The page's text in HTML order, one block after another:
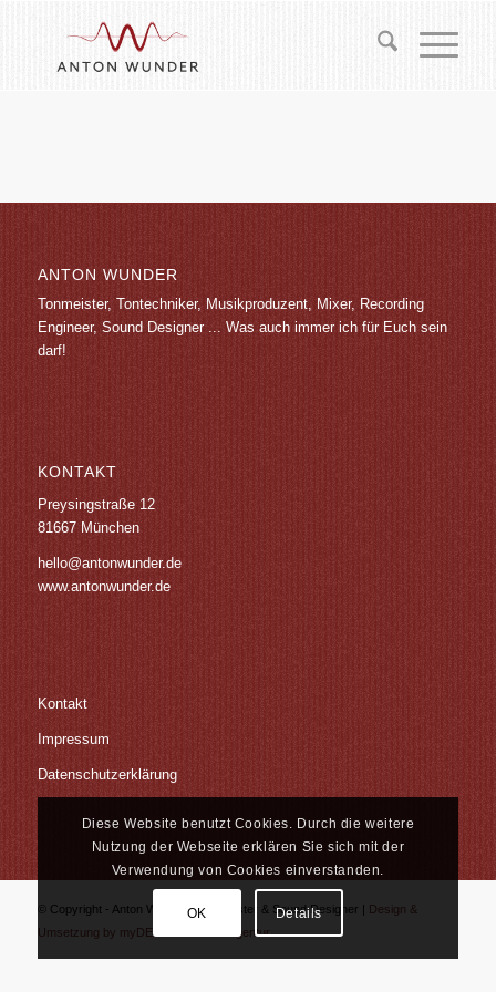
ANTON WUNDER
Tonmeister, Tontechniker, Musikproduzent, Mixer, Recording
Engineer, Sound Designer ... Was auch immer ich für Euch sein
darf!
KONTAKT
Preysingstraße 12
81667 München
hello@antonwunder.de
www.antonwunder.de
Kontakt
Impressum
Datenschutzerklärung
© Copyright - Anton Wunder | Tonmeister & Sound Designer |
Design &
Umsetzung by myDEZIGN - Werbeagentur
Diese Website benutzt Cookies. Durch die weitere
Nutzung der Webseite erklären Sie sich mit der
Verwendung von Cookies einverstanden.
OK Details